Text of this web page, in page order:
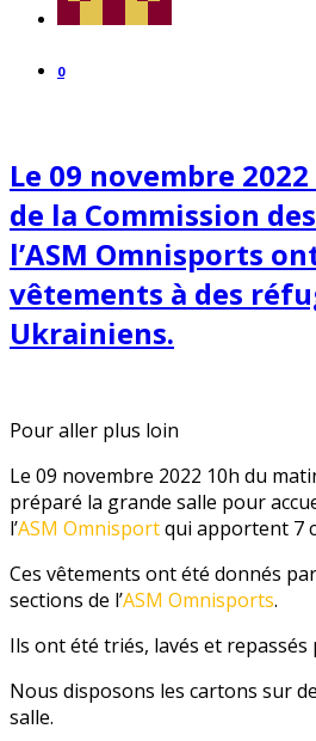
0
Le 09 novembre
de la Commission
l’ASM Omnisports
vêtements à des
Ukrainiens.
Pour aller plus loin
Le 09 novembre 2022 10h du
préparé la grande salle pour
l’ASM Omnisportqui apportent 7
Ces vêtements ont été donnés
sections de l’ASM Omnisports.
Ils ont été triés, lavés et repassés
Nous disposons les cartons sur
salle.